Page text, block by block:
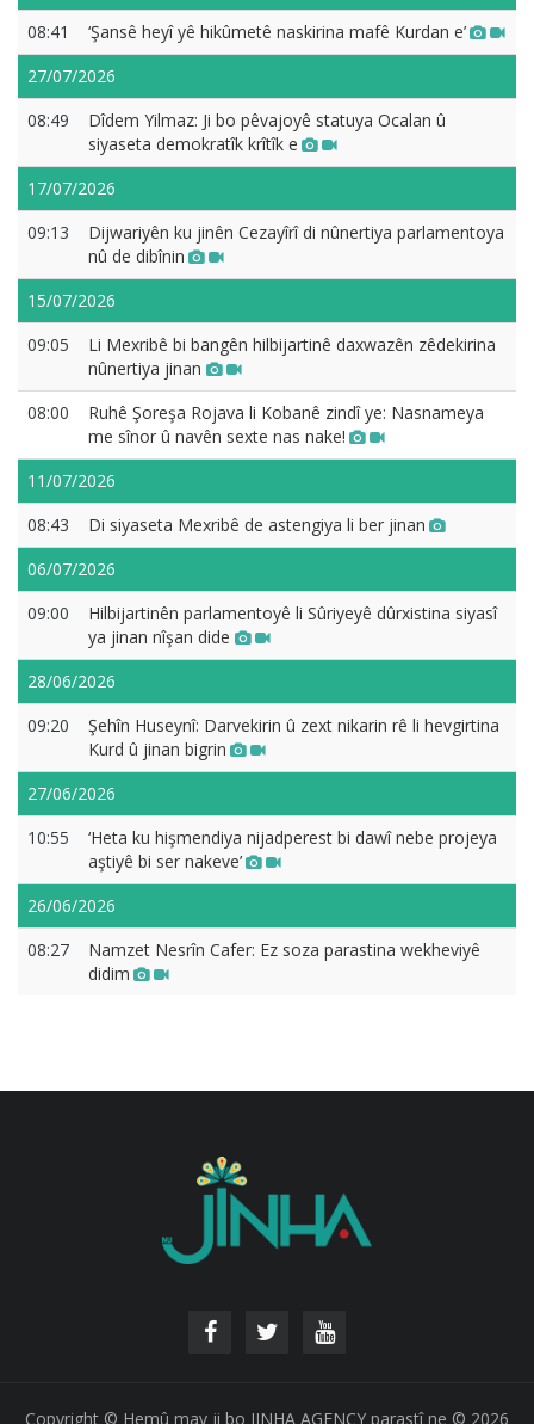
08:41
‘Şansê heyî yê hikûmetê naskirina mafê Kurdan e’
27/07/2026
08:49
Dîdem Yilmaz: Ji bo pêvajoyê statuya Ocalan û
siyaseta demokratîk krîtîk e
17/07/2026
09:13
Dijwariyên ku jinên Cezayîrî di nûnertiya parlamentoya
nû de dibînin
15/07/2026
09:05
Li Mexribê bi bangên hilbijartinê daxwazên zêdekirina
nûnertiya jinan
08:00
Ruhê Şoreşa Rojava li Kobanê zindî ye: Nasnameya
me sînor û navên sexte nas nake!
11/07/2026
08:43
Di siyaseta Mexribê de astengiya li ber jinan
06/07/2026
09:00
Hilbijartinên parlamentoyê li Sûriyeyê dûrxistina siyasî
ya jinan nîşan dide
28/06/2026
09:20
Şehîn Huseynî: Darvekirin û zext nikarin rê li hevgirtina
Kurd û jinan bigrin
27/06/2026
10:55
‘Heta ku hişmendiya nijadperest bi dawî nebe projeya
aştiyê bi ser nakeve’
26/06/2026
08:27
Namzet Nesrîn Cafer: Ez soza parastina wekheviyê
didim
Copyright © Hemû mav ji bo JINHA AGENCY parastî ne © 2026